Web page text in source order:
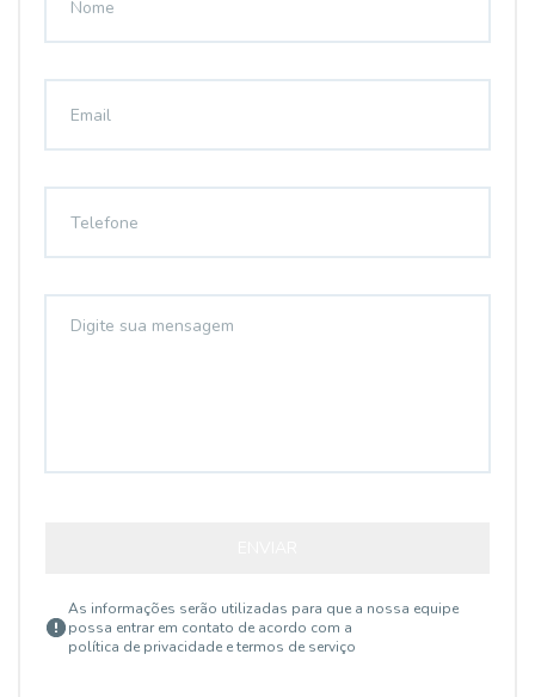
As informações serão utilizadas para que a nossa equipe
possa entrar em contato de acordo com a
política de privacidade e termos de serviço